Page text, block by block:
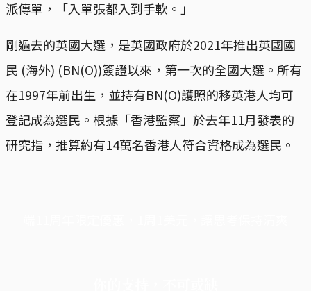
派傳單，「入單張都入到手軟。」
剛過去的英國大選，是英國政府於2021年推出英國國
民 (海外) (BN(O))簽證以來，第一次的全國大選。所有
在1997年前出生，並持有BN(O)護照的移英港人均可
登記成為選民。根據「香港監察」於去年11月發表的
研究指，推算約有14萬名香港人符合資格成為選民。